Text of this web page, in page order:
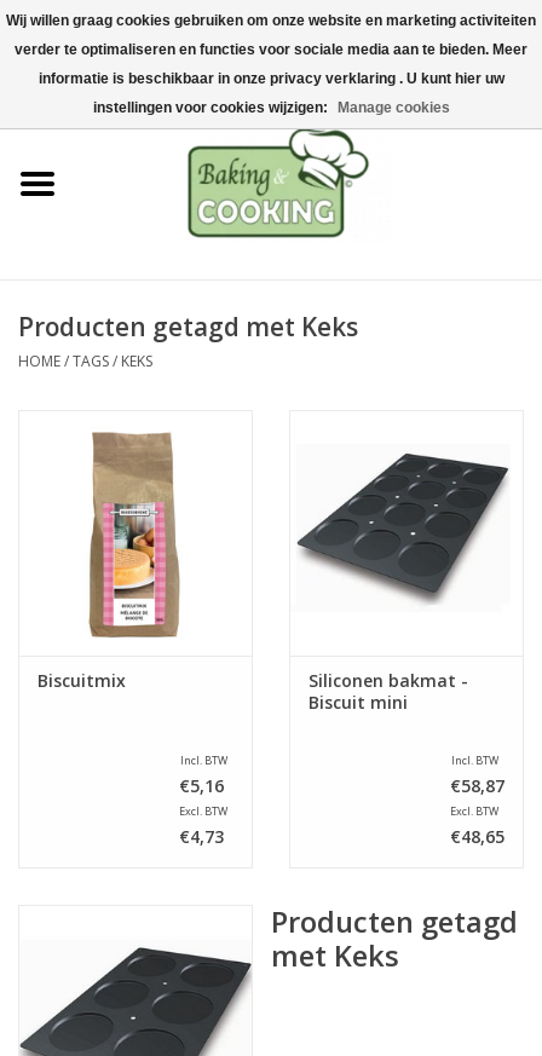
Home
Bak-& kookgerei
Machines & onderdelen
Chocolade & ijsbereiding
Hygiëne & opslag
Grondstoffen & Presentatie
Producten getagd met Keks
HOME/TAGS/ KEKS
Biscuitmix
Incl. BTW
€5,16
Excl. BTW
€4,73
Siliconen bakmat -
Biscuit mini
Incl. BTW
€58,87
Excl. BTW
€48,65
Producten getagd
met Keks
Wij willen graag cookies gebruiken om onze website en marketing activiteiten
verder te optimaliseren en functies voor sociale media aan te bieden. Meer
informatie is beschikbaar in onze privacy verklaring . U kunt hier uw
instellingen voor cookies wijzigen:
Manage cookies